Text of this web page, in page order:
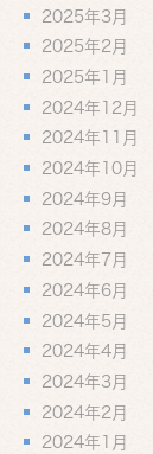
2025年3月
2025年2月
2025年1月
2024年12月
2024年11月
2024年10月
2024年9月
2024年8月
2024年7月
2024年6月
2024年5月
2024年4月
2024年3月
2024年2月
2024年1月